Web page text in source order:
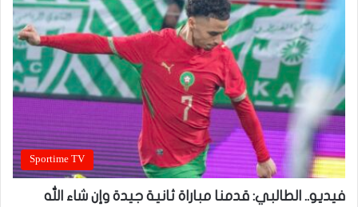
Sportime TV
فيديو.. الطالبي: قدمنا مباراة ثانية جيدة وإن شاء الله